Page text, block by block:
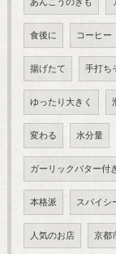
あんこうのきも
食後に コーヒー
揚げたて 手打ち
ゆったり大きく
変わる 水分量
ガーリックバター付
本格派 スパイシ
人気のお店 京都